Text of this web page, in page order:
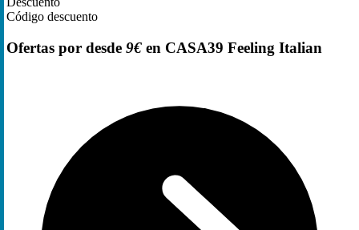
Código descuento
Ofertas por desde 9€ en CASA39 Feeling Italian